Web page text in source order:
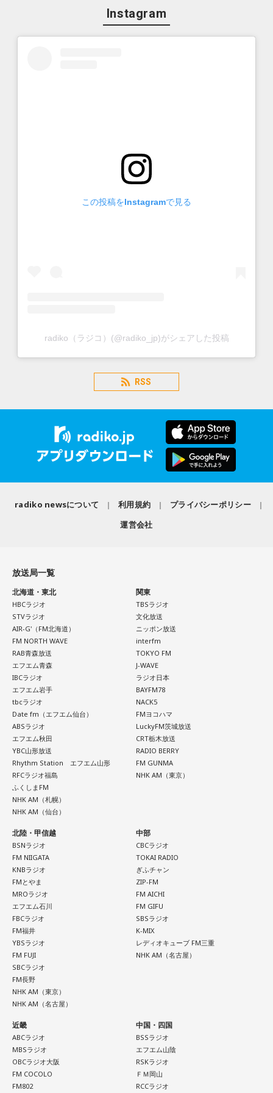
Instagram
この投稿をInstagramで見る
radiko（ラジコ）(@radiko_jp)がシェアした投稿
RSS
radiko newsについて 利用規約
プライバシーポリシー
運営会社
放送局一覧
北海道・東北
HBCラジオ
STVラジオ
AIR-G'（FM北海道）
FM NORTH WAVE
RAB青森放送
エフエム青森
IBCラジオ
エフエム岩手
tbcラジオ
Date fm（エフエム仙台）
ABSラジオ
エフエム秋田
YBC山形放送
Rhythm Station エフエム山形
RFCラジオ福島
ふくしまFM
NHK AM（札幌）
NHK AM（仙台）
関東
TBSラジオ
文化放送
ニッポン放送
interfm
TOKYO FM
J-WAVE
ラジオ日本
BAYFM78
NACK5
FMヨコハマ
LuckyFM茨城放送
CRT栃木放送
RADIO BERRY
FM GUNMA
NHK AM（東京）
北陸・甲信越
BSNラジオ
FM NIIGATA
KNBラジオ
FMとやま
MROラジオ
エフエム石川
FBCラジオ
FM福井
YBSラジオ
FM FUJI
SBCラジオ
FM長野
NHK AM（東京）
NHK AM（名古屋）
中部
CBCラジオ
TOKAI RADIO
ぎふチャン
ZIP-FM
FM AICHI
FM GIFU
SBSラジオ
K-MIX
レディオキューブ FM三重
NHK AM（名古屋）
近畿
ABCラジオ
MBSラジオ
OBCラジオ大阪
FM COCOLO
FM802
中国・四国
BSSラジオ
エフエム山陰
RSKラジオ
ＦＭ岡山
RCCラジオ